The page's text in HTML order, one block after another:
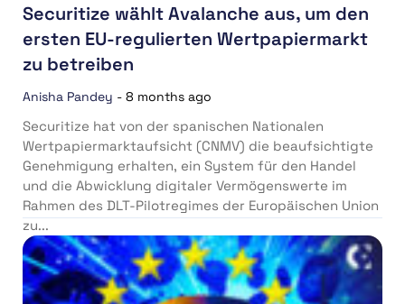
Securitize wählt Avalanche aus, um den
ersten EU-regulierten Wertpapiermarkt
zu betreiben
Anisha Pandey - 8 months ago
Securitize hat von der spanischen Nationalen
Wertpapiermarktaufsicht (CNMV) die beaufsichtigte
Genehmigung erhalten, ein System für den Handel
und die Abwicklung digitaler Vermögenswerte im
Rahmen des DLT-Pilotregimes der Europäischen Union
zu...